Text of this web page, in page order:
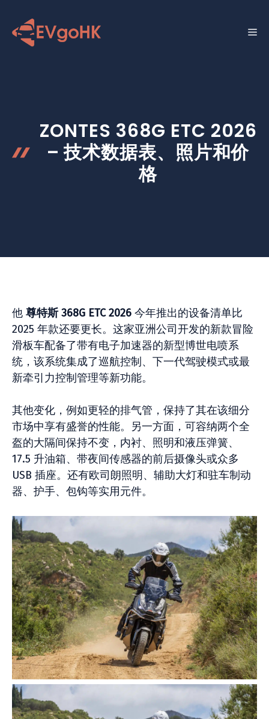
菜
ZONTES 368G ETC 2026
– 技术数据表、照片和价
格
他 尊特斯 368G ETC 2026 今年推出的设备清单比
2025 年款还要更长。这家亚洲公司开发的新款冒险
滑板车配备了带有电子加速器的新型博世电喷系
统，该系统集成了巡航控制、下一代驾驶模式或最
新牵引力控制管理等新功能。
其他变化，例如更轻的排气管，保持了其在该细分
市场中享有盛誉的性能。另一方面，可容纳两个全
盔的大隔间保持不变，内衬、照明和液压弹簧、
17.5 升油箱、带夜间传感器的前后摄像头或众多
USB 插座。还有欧司朗照明、辅助大灯和驻车制动
器、护手、包钩等实用元件。